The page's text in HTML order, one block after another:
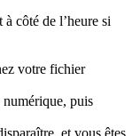
côté de l’heure si
votre fichier
numérique, puis
et vous êtes